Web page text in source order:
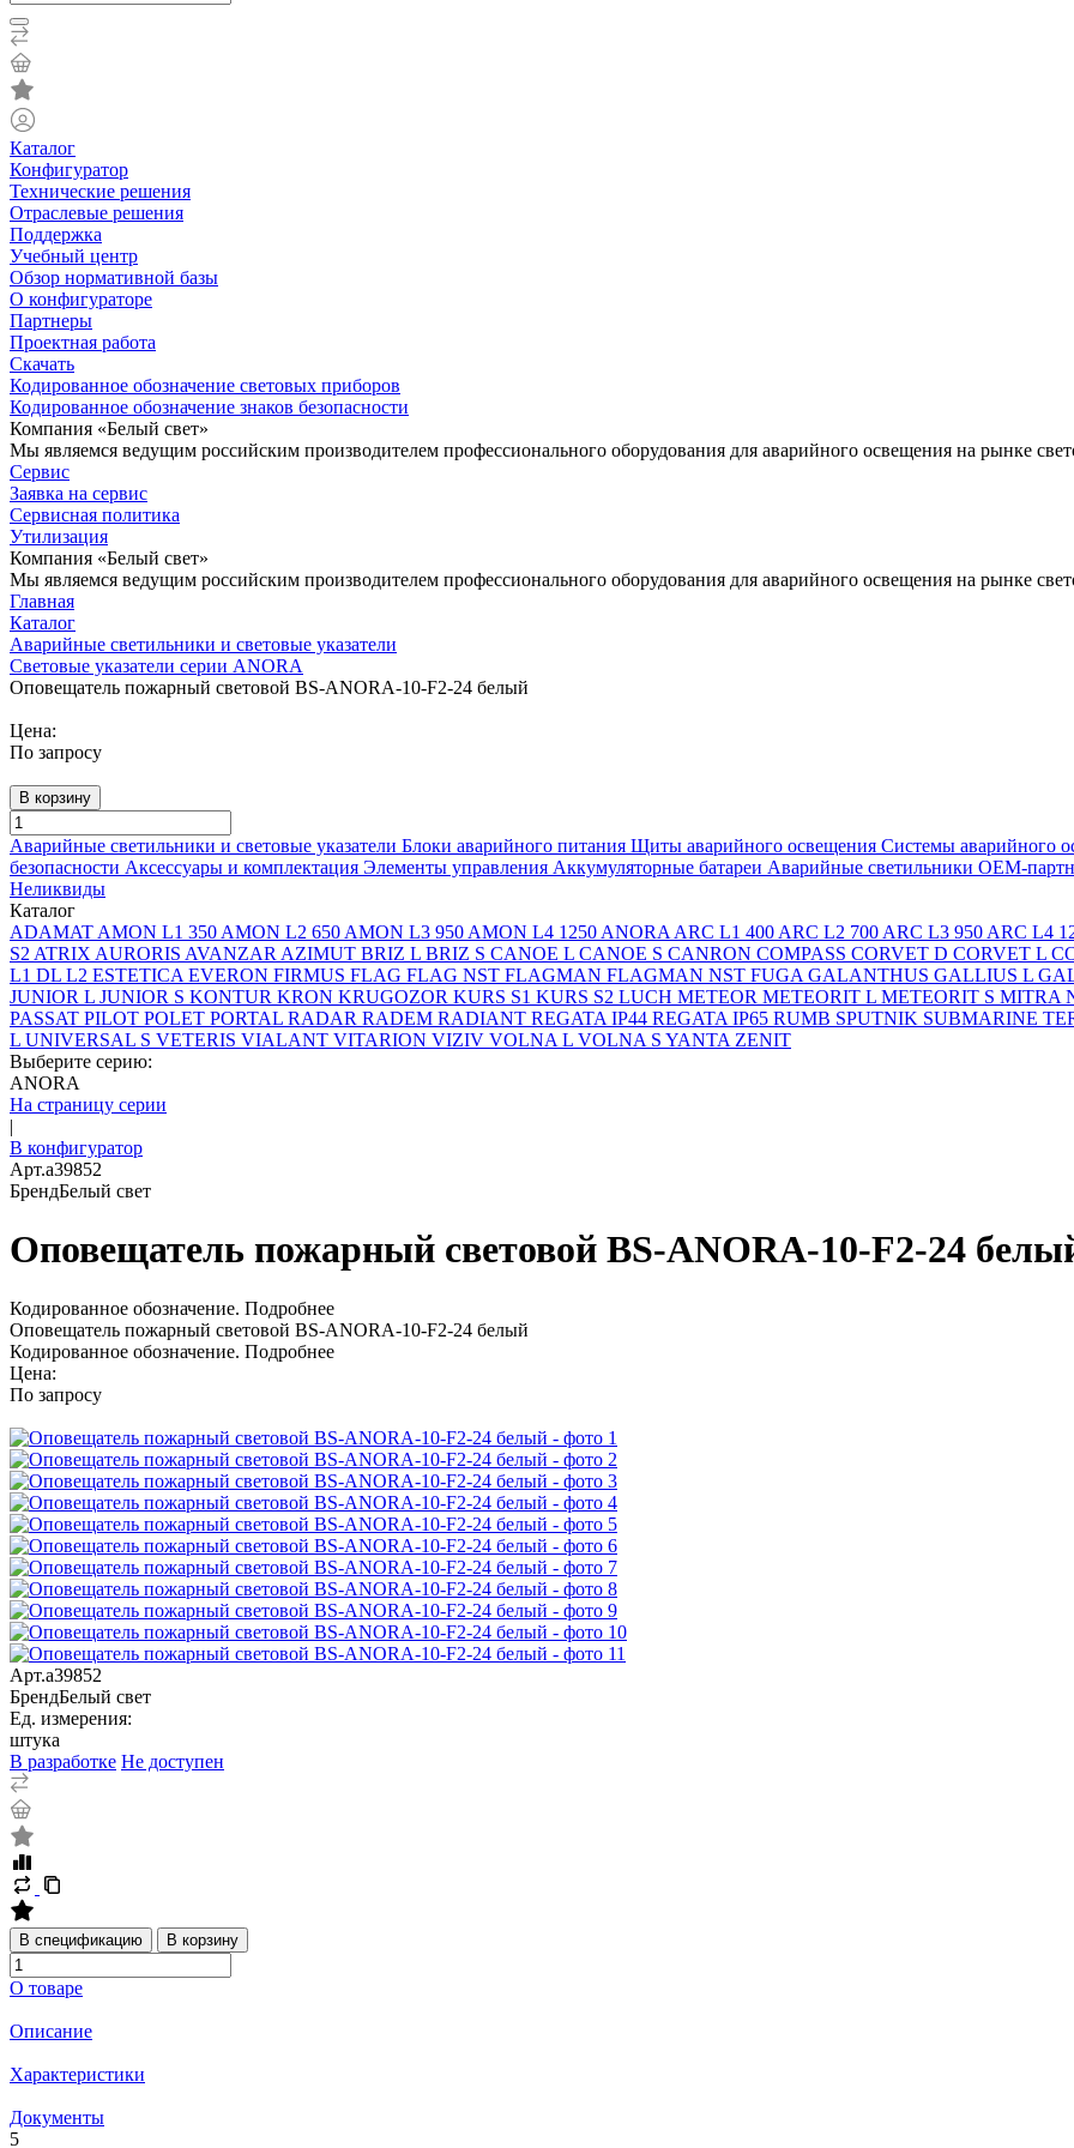
Каталог
Конфигуратор
Технические решения
Отраслевые решения
Поддержка
Учебный центр
Обзор нормативной базы
О конфигураторе
Партнеры
Проектная работа
Скачать
Кодированное обозначение световых приборов
Кодированное обозначение знаков безопасности
Компания «Белый свет»
Мы являемся ведущим российским производителем профессионального оборудования для аварийного освещения на рынке
Сервис
Заявка на сервис
Сервисная политика
Утилизация
Компания «Белый свет»
Мы являемся ведущим российским производителем профессионального оборудования для аварийного освещения на рынке
Главная
Каталог
Аварийные светильники и световые указатели
Световые указатели серии ANORA
Оповещатель пожарный световой BS-ANORA-10-F2-24 белый
Цена:
По запросу
В корзину
Аварийные светильники и световые указатели Блоки аварийного питания Щиты аварийного освещения Системы аварийного
безопасности Аксессуары и комплектация Элементы управления Аккумуляторные батареи Аварийные светильники ОЕМ-
Неликвиды
Каталог
ADAMAT AMON L1 350 AMON L2 650 AMON L3 950 AMON L4 1250 ANORA ARC L1 400 ARC L2 700 ARC L3 950 ARC L4
S2 ATRIX AURORIS AVANZAR AZIMUT BRIZ L BRIZ S CANOE L CANOE S CANRON COMPASS CORVET D CORVET L
L1 DL L2 ESTETICA EVERON FIRMUS FLAG FLAG NST FLAGMAN FLAGMAN NST FUGA GALANTHUS GALLIUS L
JUNIOR L JUNIOR S KONTUR KRON KRUGOZOR KURS S1 KURS S2 LUCH METEOR METEORIT L METEORIT S MITRA
PASSAT PILOT POLET PORTAL RADAR RADEM RADIANT REGATA IP44 REGATA IP65 RUMB SPUTNIK SUBMARINE
L UNIVERSAL S VETERIS VIALANT VITARION VIZIV VOLNA L VOLNA S YANTA ZENIT
Выберите серию:
ANORA
На страницу серии
|
В конфигуратор
Арт.a39852
БрендБелый свет
Оповещатель пожарный световой BS-ANORA-10-F2-24
Кодированное обозначение. Подробнее
Оповещатель пожарный световой BS-ANORA-10-F2-24 белый
Кодированное обозначение. Подробнее
Цена:
По запросу
Арт.a39852
БрендБелый свет
Ед. измерения:
штука
В разработке Не доступен
В спецификацию В корзину
О товаре
Описание
Характеристики
Документы
5